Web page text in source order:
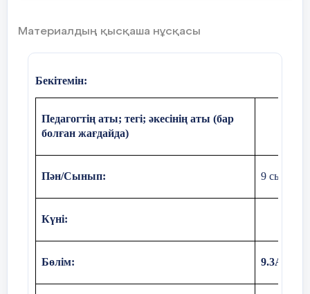
Материалдың қысқаша нұсқасы
Бекітемін:
Педагогтің аты; тегі; әкесінің аты (бар
болған жағдайда)
Пән/Сынып: 9 сынып
Күні:
Бөлім: 9.3А